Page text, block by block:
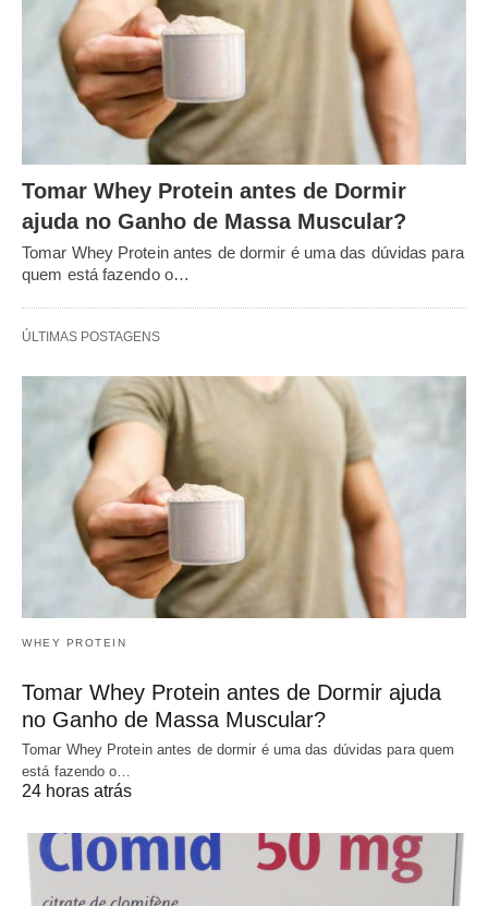
Tomar Whey Protein antes de Dormir
ajuda no Ganho de Massa Muscular?
Tomar Whey Protein antes de dormir é uma das dúvidas para
quem está fazendo o…
ÚLTIMAS POSTAGENS
WHEY PROTEIN
Tomar Whey Protein antes de Dormir ajuda
no Ganho de Massa Muscular?
Tomar Whey Protein antes de dormir é uma das dúvidas para quem
está fazendo o…
24 horas atrás